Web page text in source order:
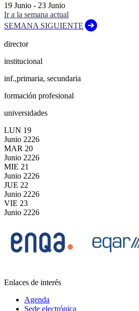
19 Junio - 23 Junio
Ir a la semana actual
SEMANA SIGUIENTE
director
institucional
inf.,primaria, secundaria
formación profesional
universidades
LUN 19
Junio 2226
MAR 20
Junio 2226
MIE 21
Junio 2226
JUE 22
Junio 2226
VIE 23
Junio 2226
Enlaces de interés
Agenda
Sede electrónica